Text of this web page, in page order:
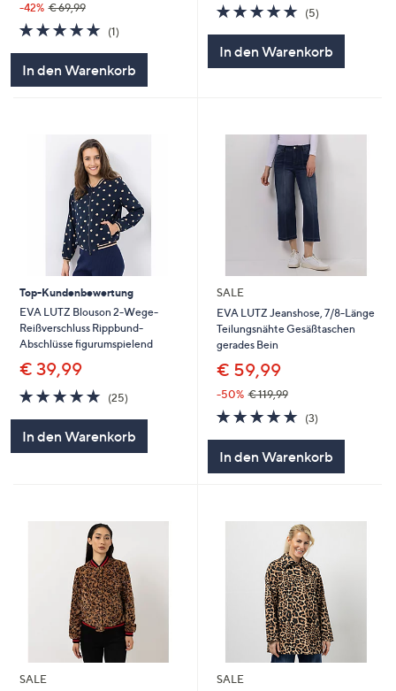
-42% € 69,99
5.0
von
(1)1
In den Warenkorb
5.0
von
(5)5
In den Warenkorb
Top-Kundenbewertung
EVA LUTZ Blouson 2-Wege-
Reißverschluss Rippbund-
Abschlüsse figurumspielend
€ 39,99
4.7
von
5
(25)
In den Warenkorb
SALE
EVA LUTZ Jeanshose, 7/8-Länge
Teilungsnähte Gesäßtaschen
gerades Bein
€ 59,99
-50% € 119,99
4.7
von
(3)3
In den Warenkorb
SALE
SALE